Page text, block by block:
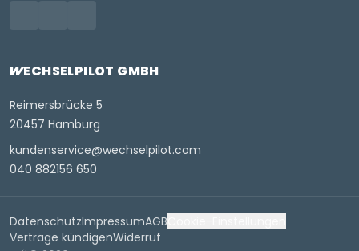
WECHSELPILOT GMBH
Reimersbrücke 5
20457 Hamburg
kundenservice@wechselpilot.com
040 882156 650
DatenschutzImpressumAGB
Verträge kündigenWiderruf